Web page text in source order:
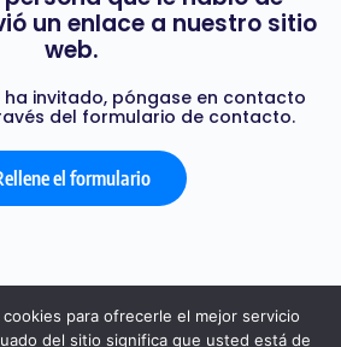
un enlace a nuestro sitio
web.
ha invitado, póngase en contacto
del formulario de contacto.
el formulario
para ofrecerle el mejor servicio
del sitio significa que usted está de